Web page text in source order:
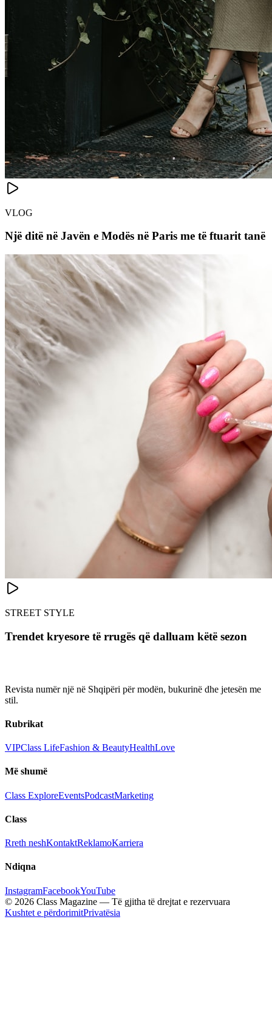
VLOG
Një ditë në Javën e Modës në Paris me të ftuarit tanë
STREET STYLE
Trendet kryesore të rrugës që dalluam këtë sezon
Revista numër një në Shqipëri për modën, bukurinë dhe jetesën me
stil.
Rubrikat
VIPClass LifeFashion & BeautyHealthLove
Më shumë
Class ExploreEventsPodcastMarketing
Class
Rreth neshKontaktReklamoKarriera
Ndiqna
InstagramFacebookYouTube
© 2026 Class Magazine — Të gjitha të drejtat e rezervuara
Kushtet e përdorimitPrivatësia